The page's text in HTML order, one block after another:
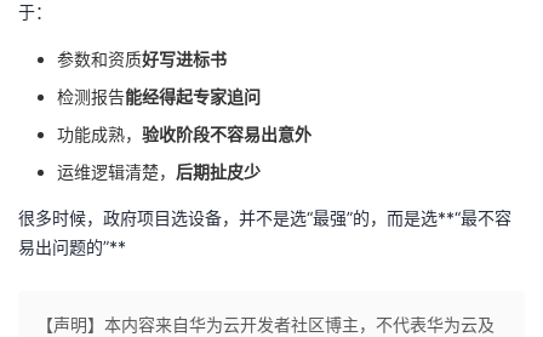
于：
参数和资质好写进标书
检测报告能经得起专家追问
功能成熟， 验收阶段不容易出意外
运维逻辑清楚， 后期扯皮少
很多时候，政府项目选设备，并不是选“最强”的，而是选**“最不容
易出问题的”**
【声明】本内容来自华为云开发者社区博主，不代表华为云及